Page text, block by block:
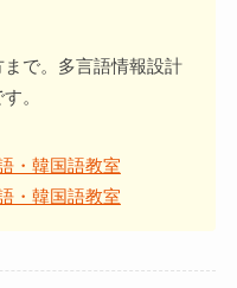
で。多言語情報設計
。
・韓国語教室
・韓国語教室